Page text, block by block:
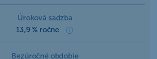
Úroková sadzba
13,9 % ročne
Bezúročné obdobie